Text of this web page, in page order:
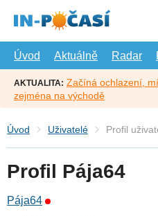
hlavní
Úvod
Aktuálně Radar
AKTUALITA: Začíná ochlazení,
zejména na východě
Úvod Uživatelé Profil
Profil Pája64
Pája64